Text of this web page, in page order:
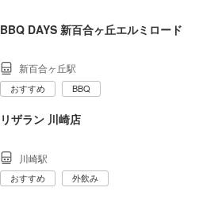
BBQ DAYS 新百合ヶ丘エルミロード
新百合ヶ丘駅
おすすめ BBQ
リザラン 川崎店
川崎駅
おすすめ 外飲み